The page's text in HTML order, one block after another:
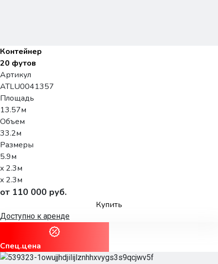
Контейнер
20 футов
Артикул
ATLU0041357
Площадь
13.57м
Объем
33.2м
Размеры
5.9м
x 2.3м
x 2.3м
от 110 000 руб.
Купить
Доступно к аренде
Спец.цена